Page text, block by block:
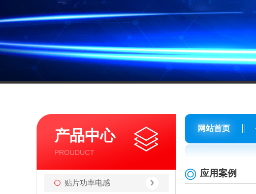
网站首页
产品中心
PROUDUCT
贴片功率电感
应用案例